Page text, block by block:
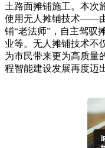
土路面摊铺施工。本次
使用无人摊铺技术——
铺“老法师”，自主驾驭
业等。无人摊铺技术不
为市民带来更为高质量
程智能建设发展再度迈